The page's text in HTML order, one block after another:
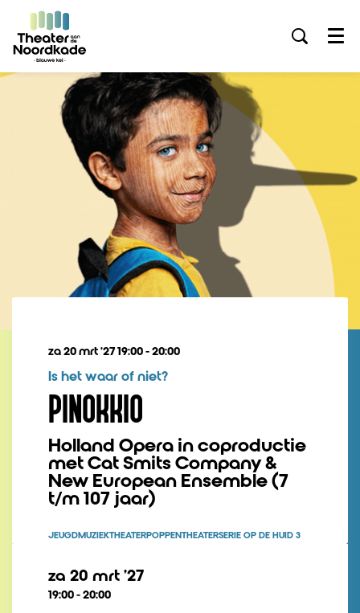
Menu
PINOKKIO
Holland Opera in coproductie
met Cat Smits Company &
New European Ensemble (7
t/m 107 jaar)
Is het waar of niet?
za 20 mrt ’2719:00 - 20:00
JEUGDMUZIEKTHEATERPOPPENTHEATERSERIE OP DE HUID 3
za 20 mrt ’27
19:00-20:00